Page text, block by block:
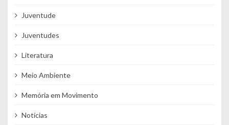
Juventude
Juventudes
Literatura
Meio Ambiente
Memória em Movimento
Notícias